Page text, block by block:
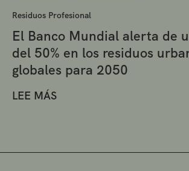
Residuos Profesional
El Banco Mundial alerta de
del 50% en los residuos
globales para 2050
LEE MÁS